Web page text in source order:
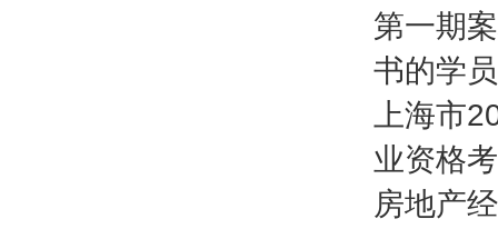
第一期
书的学
上海市
业资格
房地产